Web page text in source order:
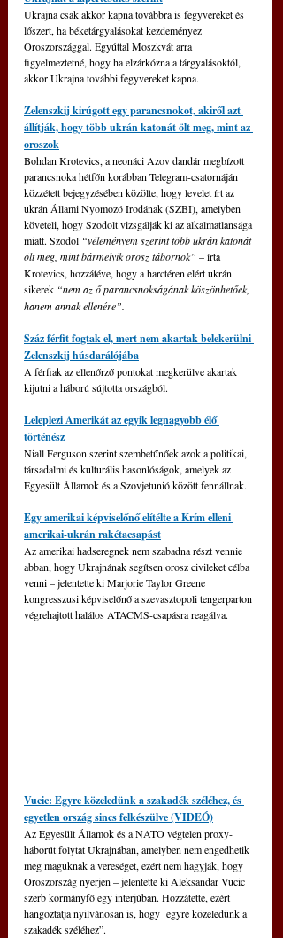
Ukrajna csak akkor kapna továbbra is fegyvereket és
lőszert, ha béketárgyalásokat kezdeményez
Oroszországgal. Egyúttal Moszkvát arra
figyelmeztetné, hogy ha elzárkózna a tárgyalásoktól,
akkor Ukrajna további fegyvereket kapna.
Zelenszkij kirúgott egy parancsnokot, akiről azt
állítják, hogy több ukrán katonát ölt meg, mint az
oroszok
Bohdan Krotevics, a neonáci Azov dandár megbízott
parancsnoka hétfőn korábban Telegram-csatornáján
közzétett bejegyzésében közölte, hogy levelet írt az
ukrán Állami Nyomozó Irodának (SZBI), amelyben
követeli, hogy Szodolt vizsgálják ki az alkalmatlansága
miatt. Szodol “véleményem szerint több ukrán katonát
ölt meg, mint bármelyik orosz tábornok” – írta
Krotevics, hozzátéve, hogy a harctéren elért ukrán
sikerek “nem az ő parancsnokságának köszönhetőek,
hanem annak ellenére”.
Száz férfit fogtak el, mert nem akartak belekerülni
Zelenszkij húsdarálójába
A férfiak az ellenőrző pontokat megkerülve akartak
kijutni a háború sújtotta országból.
Leleplezi Amerikát az egyik legnagyobb élő
történész
Niall Ferguson szerint szembetűnőek azok a politikai,
társadalmi és kulturális hasonlóságok, amelyek az
Egyesült Államok és a Szovjetunió között fennállnak.
Egy amerikai képviselőnő elítélte a Krím elleni
amerikai-ukrán rakétacsapást
Az amerikai hadseregnek nem szabadna részt vennie
abban, hogy Ukrajnának segítsen orosz civileket célba
venni – jelentette ki Marjorie Taylor Greene
kongresszusi képviselőnő a szevasztopoli tengerparton
végrehajtott halálos ATACMS-csapásra reagálva.
Vucic: Egyre közeledünk a szakadék széléhez, és
egyetlen ország sincs felkészülve (VIDEÓ)
Az Egyesült Államok és a NATO végtelen proxy-
háborút folytat Ukrajnában, amelyben nem engedhetik
meg maguknak a vereséget, ezért nem hagyják, hogy
Oroszország nyerjen – jelentette ki Aleksandar Vucic
szerb kormányfő egy interjúban. Hozzátette, ezért
hangoztatja nyilvánosan is, hogy  egyre közeledünk a
szakadék széléhez”.